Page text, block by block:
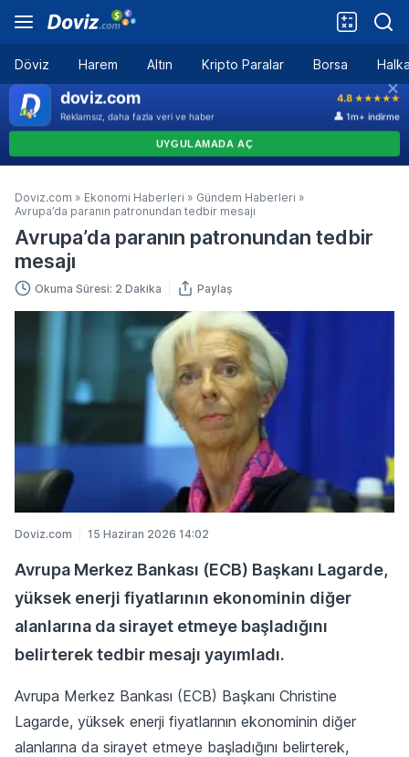
Döviz Harem Altın Kripto Paralar Borsa
Doviz.com » Ekonomi Haberleri » Gündem Haberleri »
Avrupa’da paranın patronundan tedbir mesajı
Avrupa’da paranın patronundan tedbir
mesajı
Okuma Süresi: 2 Dakika Paylaş
Doviz.com 15 Haziran 2026 14:02
Avrupa Merkez Bankası (ECB) Başkanı Lagarde,
yüksek enerji fiyatlarının ekonominin diğer
alanlarına da sirayet etmeye başladığını
belirterek tedbir mesajı yayımladı.
Avrupa Merkez Bankası (ECB) Başkanı Christine
Lagarde, yüksek enerji fiyatlarının ekonominin diğer
alanlarına da sirayet etmeye başladığını belirterek,